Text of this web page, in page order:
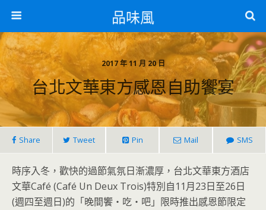
品味風
2017 年 11 月 20 日
台北文華東方感恩自助饗宴
Share Tweet Pin Mail SMS
時序入冬，歡快的過節氣氛日漸濃厚，台北文華東方酒店
文華Café (Café Un Deux Trois)特別自11月23日至26日
(週四至週日)的「晚間饗‧吃‧吧」限時推出感恩節限定